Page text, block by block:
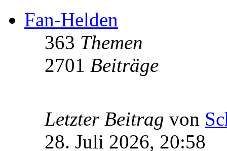
Fan-Helden
363 Themen
2701 Beiträge
Letzter Beitrag von
28. Juli 2026, 20:58